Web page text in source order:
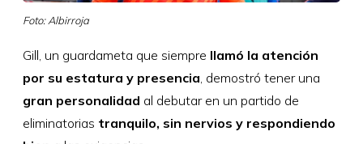
Foto: Albirroja
Gill, un guardameta que siempre llamó la atención
por su estatura y presencia , demostró tener una
gran personalidad al debutar en un partido de
eliminatorias tranquilo, sin nervios y respondiendo